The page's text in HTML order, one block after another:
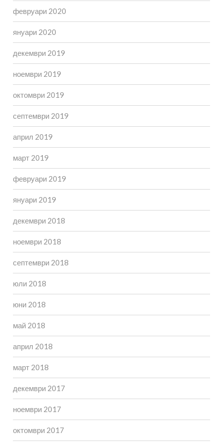
февруари 2020
януари 2020
декември 2019
ноември 2019
октомври 2019
септември 2019
април 2019
март 2019
февруари 2019
януари 2019
декември 2018
ноември 2018
септември 2018
юли 2018
юни 2018
май 2018
април 2018
март 2018
декември 2017
ноември 2017
октомври 2017